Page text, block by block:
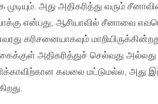
முடியும். அது அதிகரித்து வரும்
என்பது, ஆசியாவில் சீனாவை
கரிசனையாகவும்
அதிகரித்துச் செல்வது
கவலை மட்டுமல்ல, அது